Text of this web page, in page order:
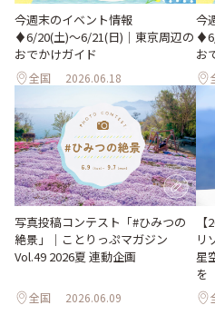
今週末のイベント情報
♦︎6/20(土)〜6/21(日)｜東京周辺の
おでかけガイド
全国 2026.06.18
今
お
写真投稿コンテスト「#ひみつの
絶景」｜ことりっぷマガジン
Vol.49 2026夏 連動企画
全国 2026.06.09
リ
星
を